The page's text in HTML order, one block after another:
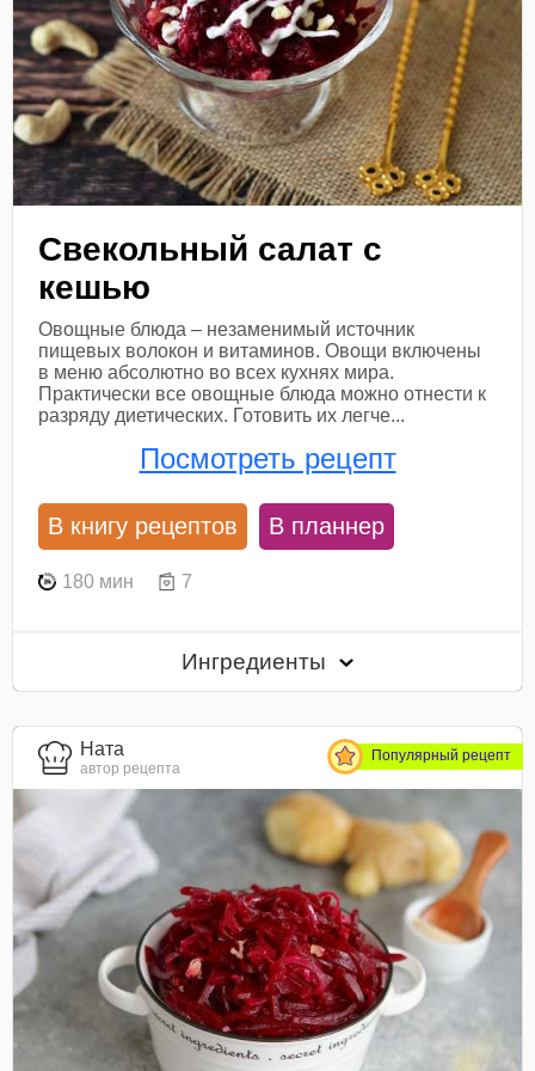
Свекольный салат с
кешью
Овощные блюда – незаменимый источник
пищевых волокон и витаминов. Овощи включены
в меню абсолютно во всех кухнях мира.
Практически все овощные блюда можно отнести к
разряду диетических. Готовить их легче...
Посмотреть рецепт
В книгу рецептов В планнер
180 мин 7
Ингредиенты
Ната
автор рецепта
Популярный рецепт